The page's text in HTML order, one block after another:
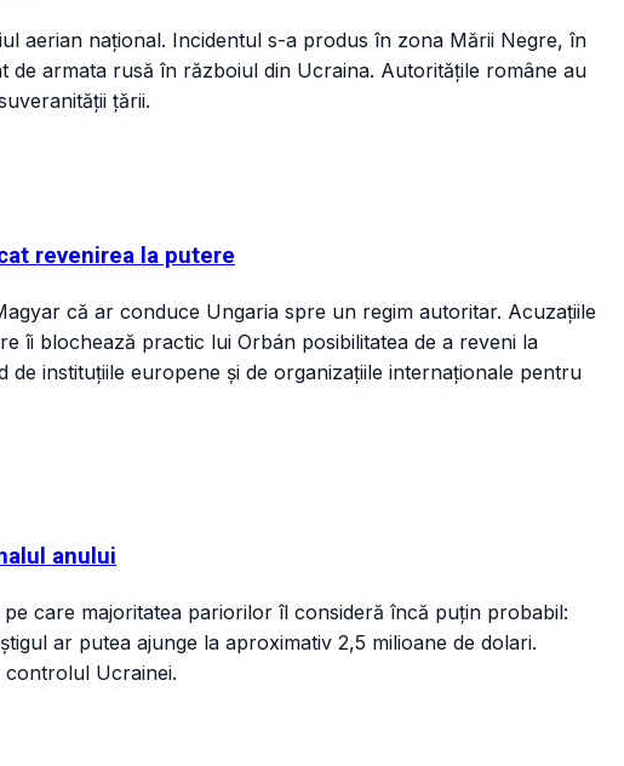
aerian național. Incidentul s-a produs în zona Mării Negre, în
armata rusă în războiul din Ucraina. Autoritățile române au
țării.
revenirea la putere
că ar conduce Ungaria spre un regim autoritar. Acuzațiile
îi blochează practic lui Orbán posibilitatea de a reveni la
instituțiile europene și de organizațiile internaționale pentru
anului
care majoritatea pariorilor îl consideră încă puțin probabil:
ar putea ajunge la aproximativ 2,5 milioane de dolari.
controlul Ucrainei.